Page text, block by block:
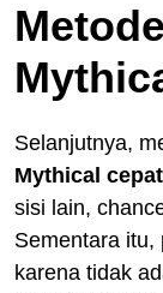
Selanjutnya,
Mythical cepat
sisi lain,
Sementara itu,
karena tidak